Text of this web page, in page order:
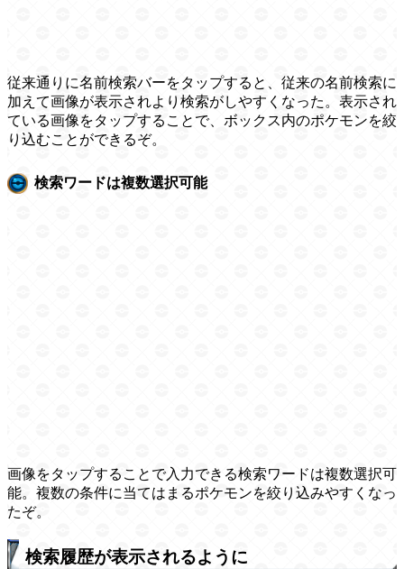
従来通りに名前検索バーをタップすると、従来の名前検索に
加えて画像が表示されより検索がしやすくなった。表示され
ている画像をタップすることで、ボックス内のポケモンを絞
り込むことができるぞ。
検索ワードは複数選択可能
画像をタップすることで入力できる検索ワードは複数選択可
能。複数の条件に当てはまるポケモンを絞り込みやすくなっ
たぞ。
検索履歴が表示されるように